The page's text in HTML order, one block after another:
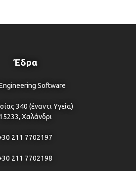
Έδρα
Software
340 (έναντι Υγεία)
15233, Χαλάνδρι
211 7702197
211 7702198